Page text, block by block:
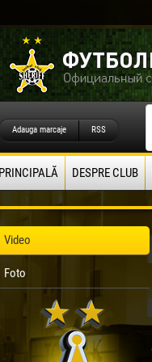
Adauga marcaje RSS
PRINCIPALĂ DESPRE CLUB
Video
Foto